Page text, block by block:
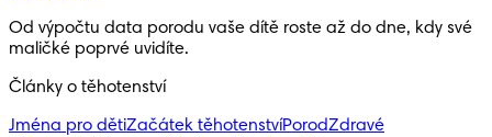
Od výpočtu data porodu vaše dítě roste až do dne, kdy své
maličké poprvé uvidíte.
Články o těhotenství
Jména pro dětiZačátek těhotenstvíPorodZdravé